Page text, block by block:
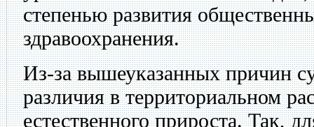
степенью развития
здравоохранения.
Из-за вышеуказанных причин
различия в территориальном
естественного прироста. Так,